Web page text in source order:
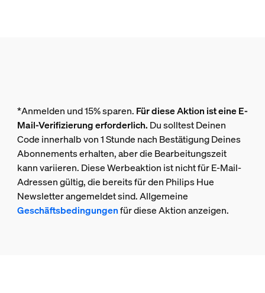
*Anmelden und 15% sparen. Für diese Aktion ist eine E-
Mail-Verifizierung erforderlich. Du solltest Deinen
Code innerhalb von 1 Stunde nach Bestätigung Deines
Abonnements erhalten, aber die Bearbeitungszeit
kann variieren. Diese Werbeaktion ist nicht für E-Mail-
Adressen gültig, die bereits für den Philips Hue
Newsletter angemeldet sind. Allgemeine
Geschäftsbedingungenfür diese Aktion anzeigen.